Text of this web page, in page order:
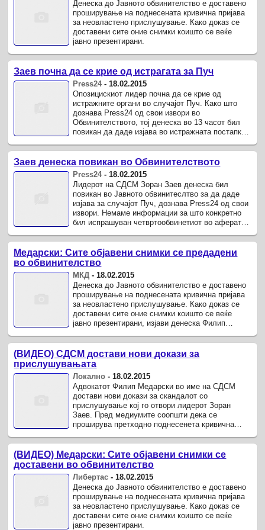
Денеска до Јавното обвинителство е доставено
проширување на поднесената кривична пријава
за неовластено прислушување. Како доказ се
доставени сите оние снимки коишто се веќе
јавно презентирани.
Заев почна да се крие од истрагата за Пуч
Press24-18.02.2015
Опозицискиот лидер почна да се крие од
истражните органи во случајот Пуч. Како што
дознава Press24 од свои извори во
Обвинителството, тој денеска во 13 часот бил
повикан да даде изјава во истражната постапка,
Заев денеска повикан во Обвинителството
Press24-18.02.2015
Лидерот на СДСМ Зоран Заев денеска бил
повикан во Јавното обвинитеслтво за да даде
изјава за случајот Пуч, дознава Press24 од свои
извори. Немаме информации за што конкретно
бил испрашуван четвртообвинетиот во аферата
Медарски: Сите објавени снимки се предадени
во обвинителство
МКД -18.02.2015
Денеска до Јавното обвинителство е доставено
проширување на поднесената кривична пријава
за неовластено прислушување. Како доказ се
доставени сите оние снимки коишто се веќе
јавно презентирани, изјави денеска Филип
(ВИДЕО) СДСМ достави нови докази за
прислушувањата
Локално - 18.02.2015
Адвокатот Филип Медарски во име на СДСМ
достави нови докази за скандалот со
прислушување кој го отвори лидерот Зоран
Заев. Пред медиумите соопшти дека се
проширува претходно поднесенета кривична
поднесе ...
(ВИДЕО) Медарски: Сите објавени снимки се
доставени во обвинителство
Либертас - 18.02.2015
Денеска до Јавното обвинителство е доставено
проширување на поднесената кривична пријава
за неовластено прислушување. Како доказ се
доставени сите оние снимки коишто се веќе
јавно презентирани.